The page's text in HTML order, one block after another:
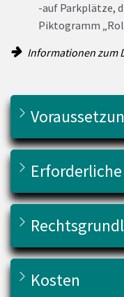
-auf Parkplätze,
Piktogramm
Informationen zum
Kosten